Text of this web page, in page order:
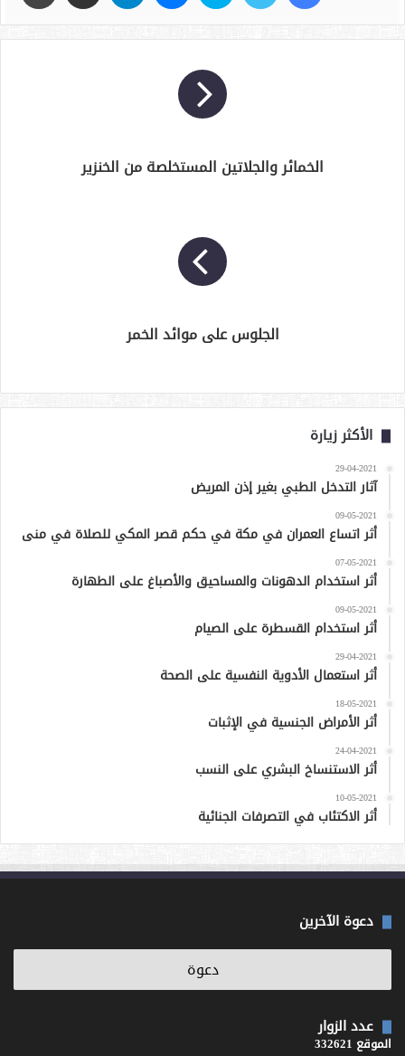
الخمائر والجلاتين المستخلصة من الخنزير
الجلوس على موائد الخمر
الأكثر زيارة
29-04-2021
آثار التدخل الطبي بغير إذن المريض
09-05-2021
أثر اتساع العمران في مكة في حكم قصر المكي للصلاة في منى
07-05-2021
أثر استخدام الدهونات والمساحيق والأصباغ على الطهارة
09-05-2021
أثر استخدام القسطرة على الصيام
29-04-2021
أثر استعمال الأدوية النفسية على الصحة
18-05-2021
أثر الأمراض الجنسية في الإثبات
24-04-2021
أثر الاستنساخ البشري على النسب
10-05-2021
أثر الاكتئاب في التصرفات الجنائية
دعوة الآخرين
عدد الزوار
الموقع 332621